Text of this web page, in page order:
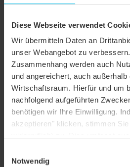
Diese Webseite verwendet
Wir übermitteln Daten an
unser Webangebot zu
Zusammenhang werden auch
und angereichert, auch
Wirtschaftsraum. Hierfür und um
nachfolgend aufgeführten
benötigen wir Ihre Einwilligung.
akzeptieren" klicken, stimmen
Einstellungen ändern oder die
Notwendig
MIK Firstanschluss-Lüfter-